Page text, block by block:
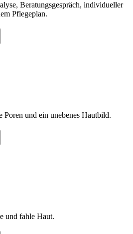
Beratungsgespräch, individueller
Pflegeplan.
Poren und ein unebenes Hautbild.
und fahle Haut.